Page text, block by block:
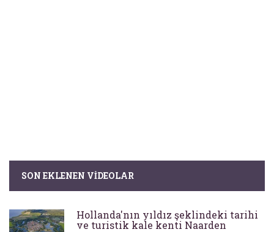
SON EKLENEN VIDEOLAR
Hollanda'nın yıldız şeklindeki tarihi
ve turistik kale kenti Naarden